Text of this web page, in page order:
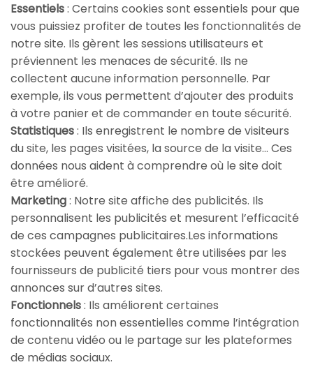
Essentiels: Certains cookies sont essentiels pour que
vous puissiez profiter de toutes les fonctionnalités de
notre site. Ils gèrent les sessions utilisateurs et
préviennent les menaces de sécurité. Ils ne
collectent aucune information personnelle. Par
exemple, ils vous permettent d’ajouter des produits
à votre panier et de commander en toute sécurité.
Statistiques: Ils enregistrent le nombre de visiteurs
du site, les pages visitées, la source de la visite… Ces
données nous aident à comprendre où le site doit
être amélioré.
Marketing: Notre site affiche des publicités. Ils
personnalisent les publicités et mesurent l’efficacité
de ces campagnes publicitaires.Les informations
stockées peuvent également être utilisées par les
fournisseurs de publicité tiers pour vous montrer des
annonces sur d’autres sites.
Fonctionnels: Ils améliorent certaines
fonctionnalités non essentielles comme l’intégration
de contenu vidéo ou le partage sur les plateformes
de médias sociaux.